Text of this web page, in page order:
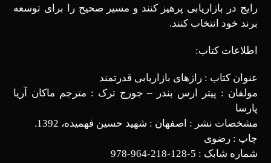
رایج در بازاریابی پرهیز کنند و مسیر صحیح را برای توسعه
برند خود انتخاب کنند.
اطلاعات کتاب:
عنوان کتاب : رازهای بازاریابی قدرتمند
مولفان : پیتر ارس بندر – جورج ترک : مترجم ماکان آریا
پارسا
مشخصات نشر : اصفهان : شهید حسین فهمیده، 1392.
چاپ : رضوی
شماره شابک : 5-128-218-964-978